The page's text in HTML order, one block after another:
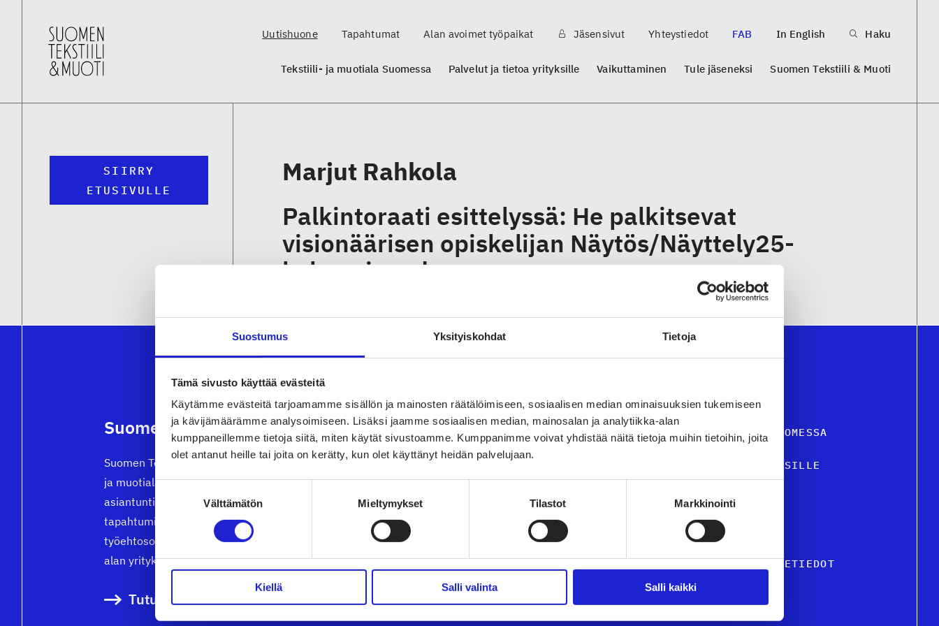
Suostumus Yksityiskohdat Tietoja
Tämä sivusto käyttää evästeitä
Käytämme evästeitä tarjoamamme sisällön ja mainosten räätälöimiseen, sosiaalisen median ominaisuuksien tukemiseen
ja kävijämäärämme analysoimiseen. Lisäksi jaamme sosiaalisen median, mainosalan ja analytiikka-alan
kumppaneillemme tietoja siitä, miten käytät sivustoamme. Kumppanimme voivat yhdistää näitä tietoja muihin tietoihin, joita
olet antanut heille tai joita on kerätty, kun olet käyttänyt heidän palvelujaan.
Suostumuksen
Välttämätön Mieltymykset Tilastot Markkinointi
Kiellä Salli valinta Salli kaikki
Uutishuone Tapahtumat Alan avoimet työpaikat Jäsensivut Yhteystiedot FAB In English Haku
Tekstiili- ja muotiala Suomessa Palvelut ja tietoa yrityksille Vaikuttaminen Tule jäseneksi Suomen Tekstiili & Muoti
SIIRRY
ETUSIVULLE
Marjut Rahkola
Palkintoraati esittelyssä: He palkitsevat
visionäärisen opiskelijan Näytös/Näyttely25-
kokonaisuudessa
Suomen Tekstiili & Muoti ry
Suomen Tekstiili & Muoti ry on tekstiili-, vaate-
ja muotialan yritysten etujärjestö, joka tarjoaa
asiantuntijapalveluita, koulutusta ja
tapahtumia. Neuvottelemme
työehtosopimukset, joita noudattavat kaikki
alan yritykset.
Tutustu meihin tarkemmin
TAPAHTUMAT
UUTISHUONE
AVOIMET TYÖPAIKAT
TULE JÄSENEKSI
JÄSENSIVUT
TEKSTIILI- JA MUOTIALA SUOMESSA
PALVELUT JA TIETOA YRITYKSILLE
TUTUSTU JÄSENYRITYKSIIMME
VAIKUTTAMINEN
LIITON HENKILÖSTÖ & OSOITETIEDOT